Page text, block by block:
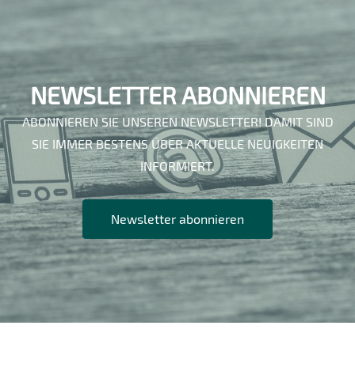
NEWSLETTER ABONNIEREN
ABONNIEREN SIE UNSEREN NEWSLETTER! DAMIT SIND
SIE IMMER BESTENS ÜBER AKTUELLE NEUIGKEITEN
INFORMIERT.
Newsletter abonnieren